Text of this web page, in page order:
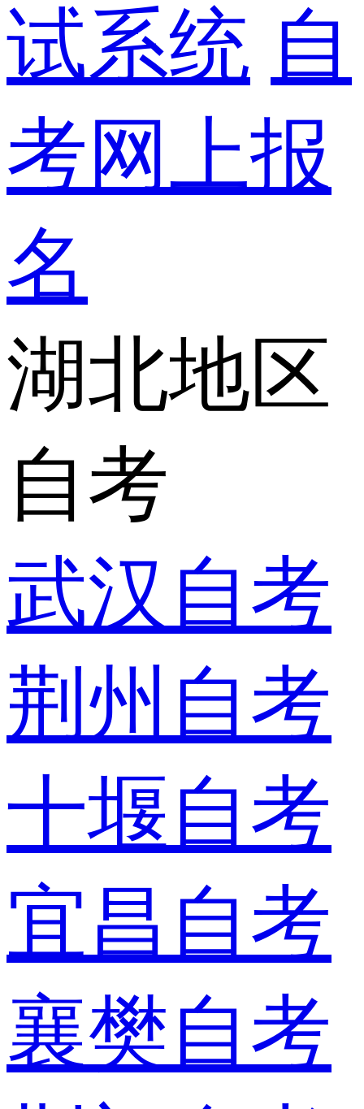
试系统 自
考网上报
名
湖北地区
自考
武汉自考
荆州自考
十堰自考
宜昌自考
襄樊自考